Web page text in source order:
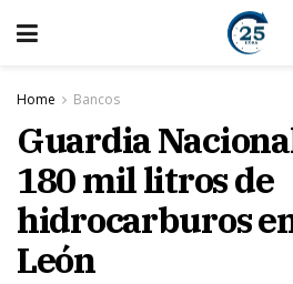
Home Bancos
Guardia
180 mil litros de
hidrocarburos
León